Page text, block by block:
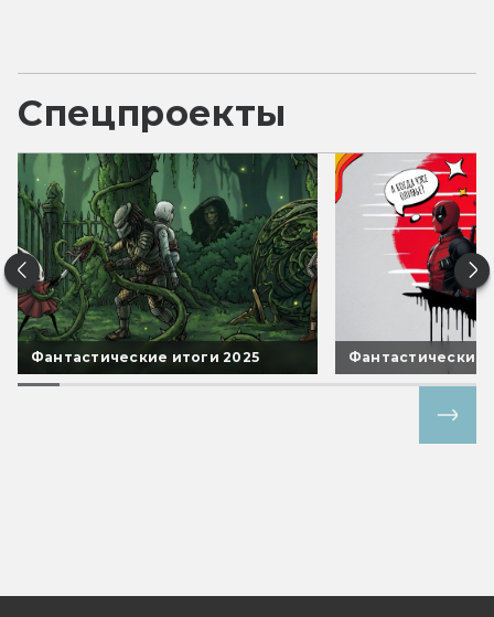
Спецпроекты
Фантастические итоги 2025 Фантастические